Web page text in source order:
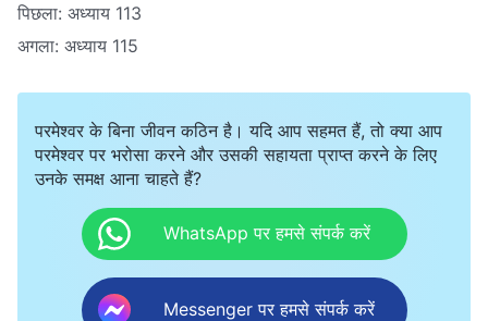
पिछला: अध्याय 113
अगला: अध्याय 115
परमेश्वर के बिना जीवन कठिन है। यदि आप सहमत हैं, तो क्या आप
परमेश्वर पर भरोसा करने और उसकी सहायता प्राप्त करने के लिए
उनके समक्ष आना चाहते हैं?
WhatsApp पर हमसे संपर्क करें
Messenger पर हमसे संपर्क करें